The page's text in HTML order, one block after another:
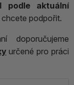
podle aktuální
podpořit.
doporučujeme
určené pro práci